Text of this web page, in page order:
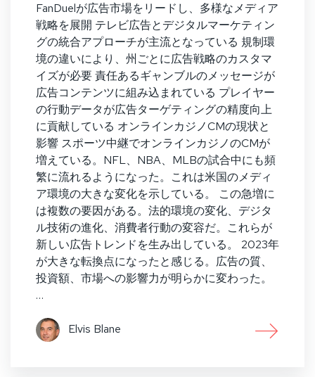
FanDuelが広告市場をリードし、多様なメディア
戦略を展開 テレビ広告とデジタルマーケティン
グの統合アプローチが主流となっている 規制環
境の違いにより、州ごとに広告戦略のカスタマ
イズが必要 責任あるギャンブルのメッセージが
広告コンテンツに組み込まれている プレイヤー
の行動データが広告ターゲティングの精度向上
に貢献している オンラインカジノCMの現状と
影響 スポーツ中継でオンラインカジノのCMが
増えている。NFL、NBA、MLBの試合中にも頻
繁に流れるようになった。これは米国のメディ
ア環境の大きな変化を示している。 この急増に
は複数の要因がある。法的環境の変化、デジタ
ル技術の進化、消費者行動の変容だ。これらが
新しい広告トレンドを生み出している。 2023年
が大きな転換点になったと感じる。広告の質、
投資額、市場への影響力が明らかに変わった。
…
Elvis Blane